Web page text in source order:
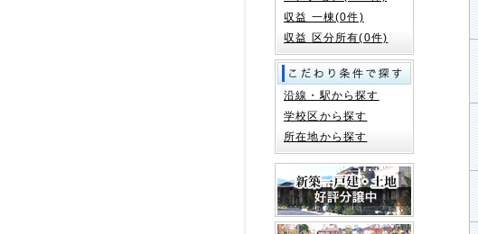
収益 一棟(0件)
収益 区分所有(0件)
沿線・駅から探す
学校区から探す
所在地から探す